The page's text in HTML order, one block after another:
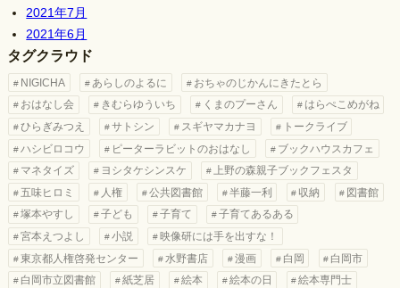
2021年7月
2021年6月
タグクラウド
NIGICHA あらしのよるに
おちゃのじかんにきたとら
おはなし会
きむらゆういち くまのプーさん
はらぺこめがね
ひらぎみつえ
サトシン スギヤマカナヨ
トークライブ
ハシビロコウ
ピーターラビットのおはなし
ブックハウスカフェ
マネタイズ
ヨシタケシンスケ
上野の森親子ブックフェスタ
五味ヒロミ
人権 公共図書館 半藤一利 収納
図書館
塚本やすし
子ども 子育て
子育てあるある
宮本えつよし
小説
映像研には手を出すな！
東京都人権啓発センター
水野書店 漫画 白岡
白岡市
白岡市立図書館
紙芝居 絵本 絵本の日
絵本専門士